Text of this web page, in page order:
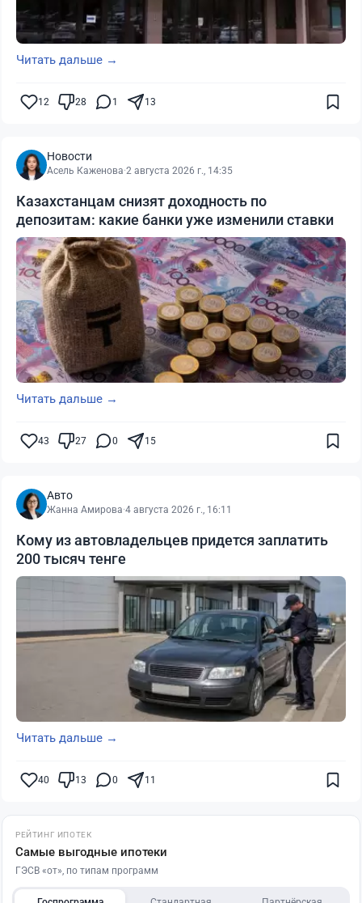
Читать дальше →
12 28 1 13
Новости
Асель Каженова·2 августа 2026 г., 14:35
Казахстанцам снизят доходность по
депозитам: какие банки уже изменили ставки
Читать дальше →
43 27 0 15
Авто
Жанна Амирова·4 августа 2026 г., 16:11
Кому из автовладельцев придется заплатить
200 тысяч тенге
Читать дальше →
40 13 0 11
РЕЙТИНГ ИПОТЕК
Самые выгодные ипотеки
ГЭСВ «от», по типам программ